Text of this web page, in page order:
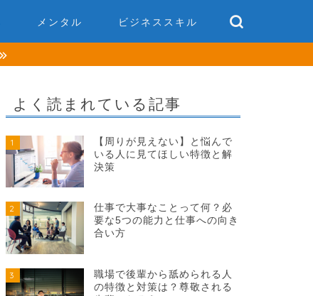
メンタル ビジネススキル
よく読まれている記事
1
【周りが見えない】と悩んで
いる人に見てほしい特徴と解
決策
2
仕事で大事なことって何？必
要な5つの能力と仕事への向き
合い方
3
職場で後輩から舐められる人
の特徴と対策は？尊敬される